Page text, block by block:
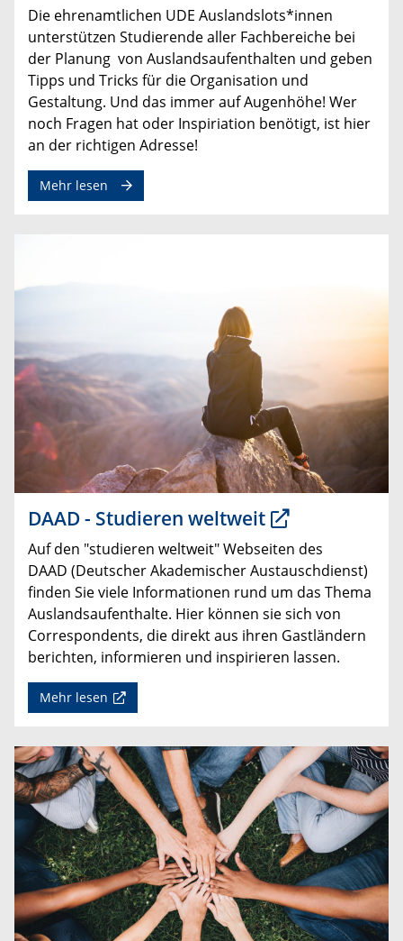
Die ehrenamtlichen UDE Auslandslots*innen
unterstützen Studierende aller Fachbereiche bei
der Planung von Auslandsaufenthalten und geben
Tipps und Tricks für die Organisation und
Gestaltung. Und das immer auf Augenhöhe! Wer
noch Fragen hat oder Inspiriation benötigt, ist hier
an der richtigen Adresse!
Mehr lesen
DAAD - Studieren weltweit
Auf den "studieren weltweit" Webseiten des
DAAD (Deutscher Akademischer Austauschdienst)
finden Sie viele Informationen rund um das Thema
Auslandsaufenthalte. Hier können sie sich von
Correspondents, die direkt aus ihren Gastländern
berichten, informieren und inspirieren lassen.
Mehr lesen